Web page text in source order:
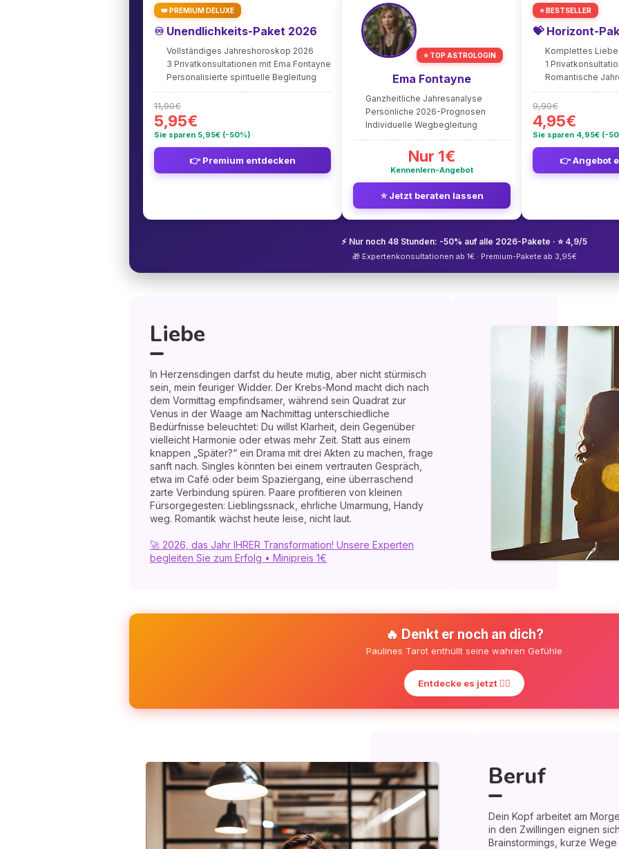
👑 PREMIUM DELUXE
♾️ Unendlichkeits-Paket 2026
Vollständiges Jahreshoroskop 2026
3 Privatkonsultationen mit Ema Fontayne
Personalisierte spirituelle Begleitung
11,90€
5,95€
Sie sparen 5,95€ (-50%)
👉 Premium entdecken
⭐ TOP ASTROLOGIN
Ema Fontayne
Ganzheitliche Jahresanalyse
Persönliche 2026-Prognosen
Individuelle Wegbegleitung
Nur 1€
Kennenlern-Angebot
⭐ Jetzt beraten lassen
⭐ BESTSELLER
💝 Horizont-
Komplettes
1
Romantische
9,90€
4,95€
Sie sparen 4,95€ (-
👉 Angebot
⚡ Nur noch 48 Stunden: -50% auf alle 2026-Pakete · ⭐ 4,9/5
🎁 Expertenkonsultationen ab 1€ · Premium-Pakete ab 3,95€
Liebe
In Herzensdingen darfst du heute mutig, aber nicht stürmisch
sein, mein feuriger Widder. Der Krebs-Mond macht dich nach
dem Vormittag empfindsamer, während sein Quadrat zur
Venus in der Waage am Nachmittag unterschiedliche
Bedürfnisse beleuchtet: Du willst Klarheit, dein Gegenüber
vielleicht Harmonie oder etwas mehr Zeit. Statt aus einem
knappen „Später?“ ein Drama mit drei Akten zu machen, frage
sanft nach. Singles könnten bei einem vertrauten Gespräch,
etwa im Café oder beim Spaziergang, eine überraschend
zarte Verbindung spüren. Paare profitieren von kleinen
Fürsorgegesten: Lieblingssnack, ehrliche Umarmung, Handy
weg. Romantik wächst heute leise, nicht laut.
🚀 2026, das Jahr IHRER Transformation! Unsere Experten
begleiten Sie zum Erfolg • Minipreis 1€
🔥 Denkt er noch an dich?
Paulines Tarot enthüllt seine wahren Gefühle
Entdecke es jetzt ❤️‍🔥
Beruf
Dein Kopf arbeitet am
in den Zwillingen eignen
Brainstormings, kurze